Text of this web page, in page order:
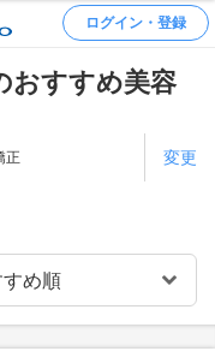
ログイン・登録
おすすめ美容
正 変更